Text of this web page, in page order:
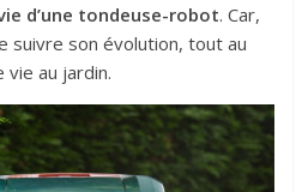
d’une tondeuse-robot. Car,
suivre son évolution, tout au
vie au jardin.